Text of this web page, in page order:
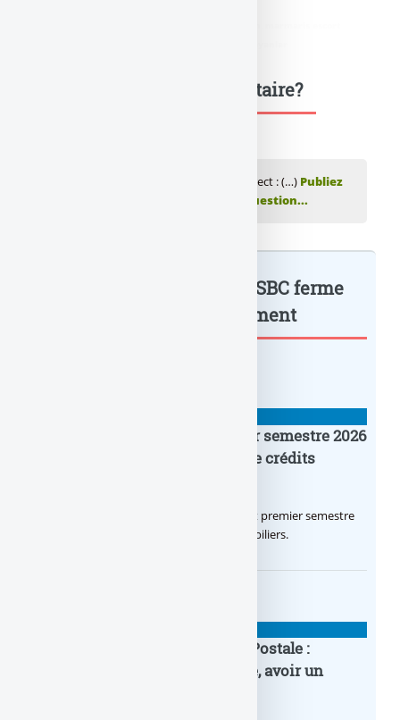
Une question, un commentaire?
💬 Réagir à cet article Compte Epargne Direct : (…) Publiez
votre commentaire ou posez votre question...
Compte Epargne Direct : HSBC ferme
les comptes... : à lire également
Crédit Agricole IDF : un premier semestre 2026
flamboyant, record d’encours de crédits
Le Crédit Agricole IDF a réalisé un excellent premier semestre
2026, via un octroi massif de crédits immobiliers.
20e anniversaire de la Banque Postale :
nouvelle campagne publicitaire, avoir un